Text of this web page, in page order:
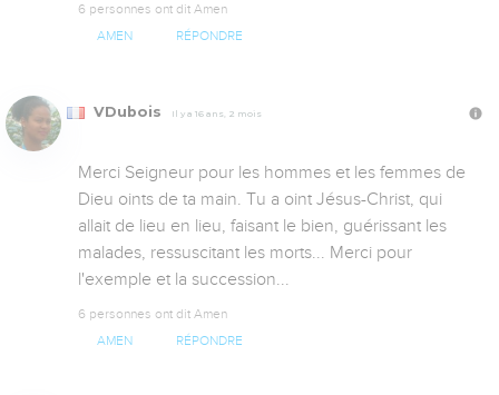
6 personnes ont dit Amen
AMEN RÉPONDRE
VDubois Il y a 16 ans, 2 mois
Merci Seigneur pour les hommes et les femmes de
Dieu oints de ta main. Tu a oint Jésus-Christ, qui
allait de lieu en lieu, faisant le bien, guérissant les
malades, ressuscitant les morts... Merci pour
l'exemple et la succession...
6 personnes ont dit Amen
AMEN RÉPONDRE